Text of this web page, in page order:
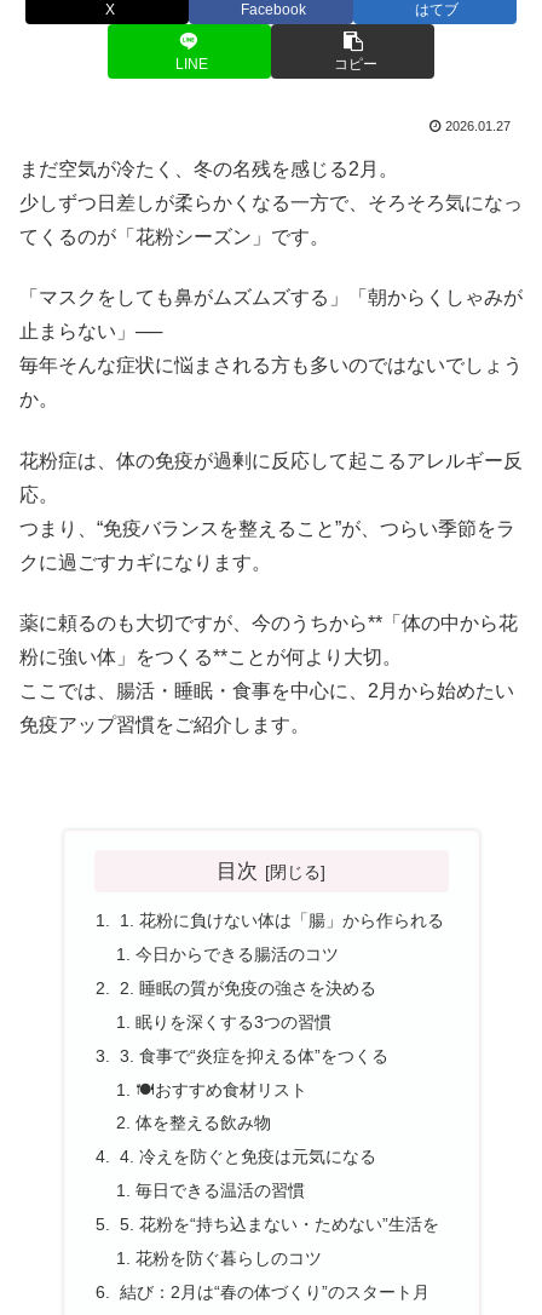
X Facebook はてブ
LINE コピー
2026.01.27
まだ空気が冷たく、冬の名残を感じる2月。
少しずつ日差しが柔らかくなる一方で、そろそろ気になっ
てくるのが「花粉シーズン」です。
「マスクをしても鼻がムズムズする」「朝からくしゃみが
止まらない」──
毎年そんな症状に悩まされる方も多いのではないでしょう
か。
花粉症は、体の免疫が過剰に反応して起こるアレルギー反
応。
つまり、“免疫バランスを整えること”が、つらい季節をラ
クに過ごすカギになります。
薬に頼るのも大切ですが、今のうちから**「体の中から花
粉に強い体」をつくる**ことが何より大切。
ここでは、腸活・睡眠・食事を中心に、2月から始めたい
免疫アップ習慣をご紹介します。
目次
1. 花粉に負けない体は「腸」から作られる
今日からできる腸活のコツ
2. 睡眠の質が免疫の強さを決める
眠りを深くする3つの習慣
3. 食事で“炎症を抑える体”をつくる
🍽おすすめ食材リスト
体を整える飲み物
4. 冷えを防ぐと免疫は元気になる
毎日できる温活の習慣
5. 花粉を“持ち込まない・ためない”生活を
花粉を防ぐ暮らしのコツ
結び：2月は“春の体づくり”のスタート月